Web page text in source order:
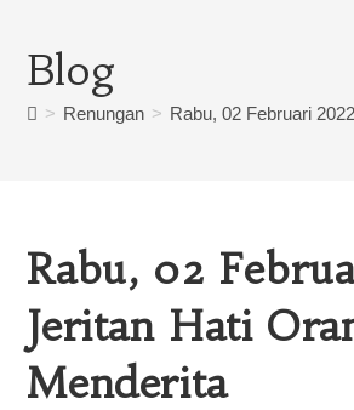
Blog
> Renungan > Rabu, 02 Februari
Rabu, 02
Jeritan Hati
Menderita